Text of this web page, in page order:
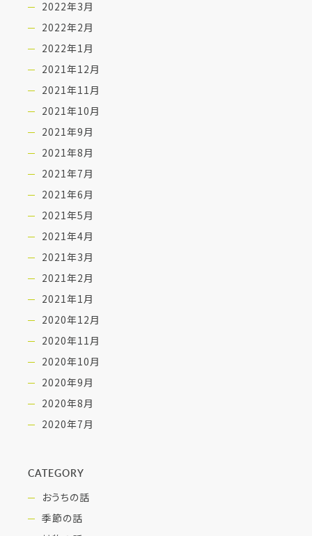
2022年3月
2022年2月
2022年1月
2021年12月
2021年11月
2021年10月
2021年9月
2021年8月
2021年7月
2021年6月
2021年5月
2021年4月
2021年3月
2021年2月
2021年1月
2020年12月
2020年11月
2020年10月
2020年9月
2020年8月
2020年7月
CATEGORY
おうちの話
季節の話